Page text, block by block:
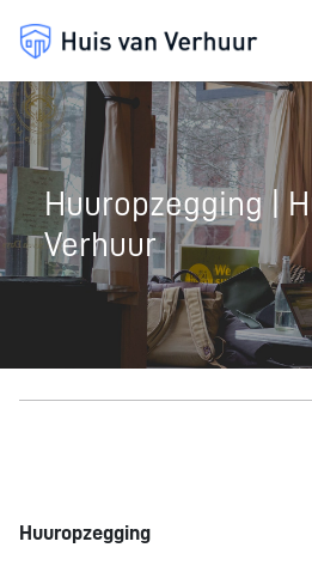
Huuropzegging |
Verhuur
Huuropzegging